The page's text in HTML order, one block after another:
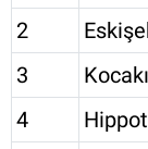
2
3
4